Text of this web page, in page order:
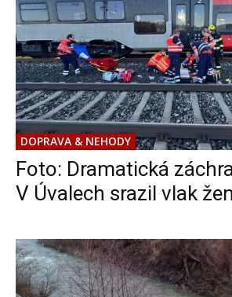
DOPRAVA & NEHODY
Foto: Dramatická
V Úvalech srazil vlak